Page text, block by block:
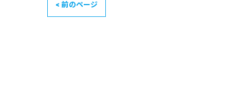
< 前のページ